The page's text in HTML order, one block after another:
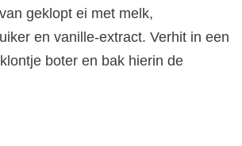
geklopt ei met melk,
en vanille-extract. Verhit in een
boter en bak hierin de